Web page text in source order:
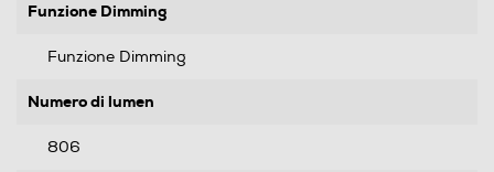
Funzione Dimming
Funzione Dimming
Numero di lumen
806